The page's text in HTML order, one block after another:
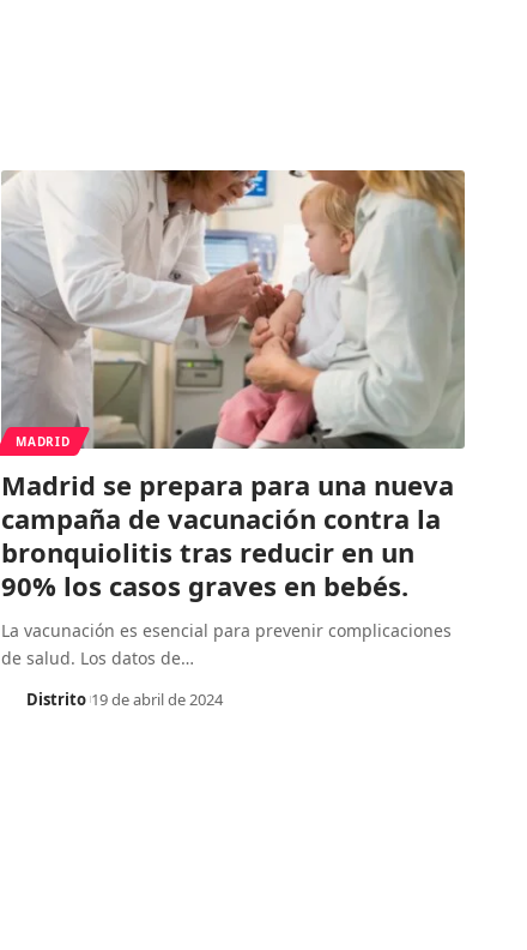
MADRID
Madrid se prepara para una nueva
campaña de vacunación contra la
bronquiolitis tras reducir en un
90% los casos graves en bebés.
La vacunación es esencial para prevenir complicaciones
de salud. Los datos de…
Distrito 19 de abril de 2024